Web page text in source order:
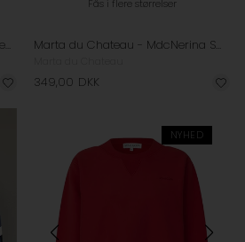
Parajumpers - Noelle Full-Zip Sweatshirt - Sun Kissed
Fås i flere størrelser
Marta du Chateau - MdcNerina Sweatshirt - Military/ Moro
349,00 DKK
NYHED